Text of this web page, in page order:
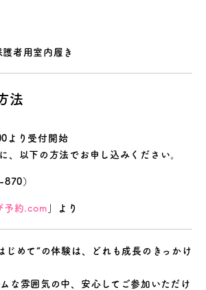
者用室内履き
法
より受付開始
、以下の方法でお申し込みください。
）
予約.com 」より
じめて”の体験は、どれも成長のきっかけ
な雰囲気の中、安心してご参加いただけ